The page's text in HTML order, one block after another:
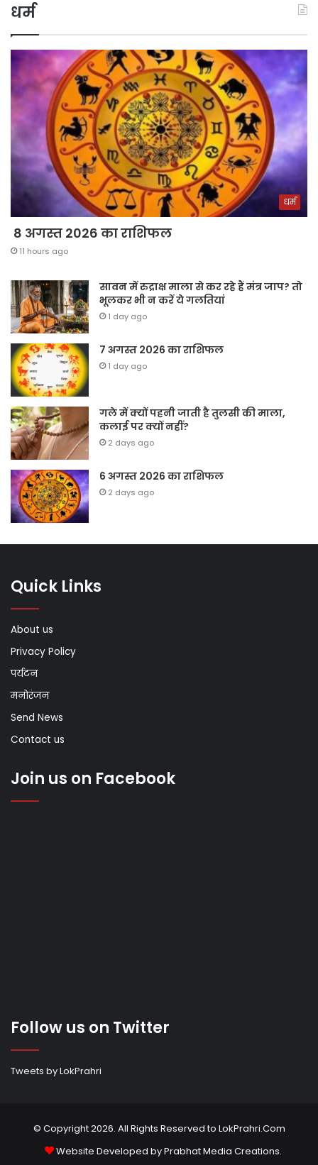
धर्म
धर्म
8 अगस्त 2026 का राशिफल
11 hours ago
सावन में रुद्राक्ष माला से कर रहे हैं मंत्र जाप? तो
भूलकर भी न करें ये गलतियां
1 day ago
7 अगस्त 2026 का राशिफल
1 day ago
गले में क्यों पहनी जाती है तुलसी की माला,
कलाई पर क्यों नहीं?
2 days ago
6 अगस्त 2026 का राशिफल
2 days ago
Quick Links
About us
Privacy Policy
पर्यटन
मनोरंजन
Send News
Contact us
Join us on Facebook
Follow us on Twitter
Tweets by LokPrahri
© Copyright 2026. All Rights Reserved to LokPrahri.Com
Website Developed byPrabhat Media Creations.